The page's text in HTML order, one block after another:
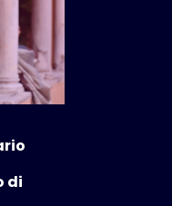
di